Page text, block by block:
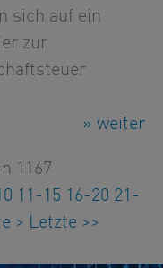
sich auf ein
zur
» weiter
1167
11-15 16-20 21-
> Letzte >>